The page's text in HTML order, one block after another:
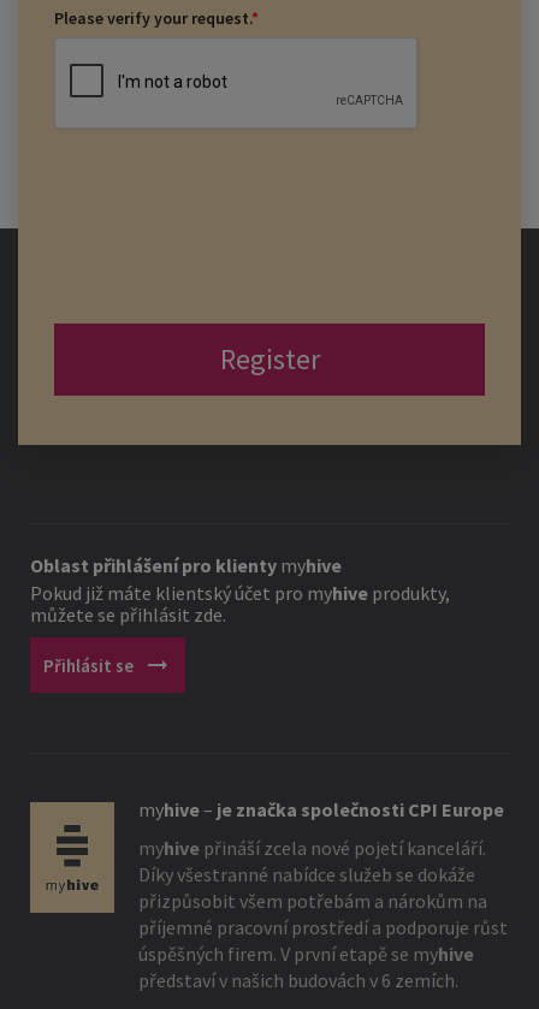
Please verify your request.*
Register
Oblast přihlášení pro klienty myhive
Pokud již máte klientský účet pro myhive produkty,
můžete se přihlásit zde.
Přihlásit se arrow_right_alt
myhive– je značka společnosti CPI Europe
myhive přináší zcela nové pojetí kanceláří.
Díky všestranné nabídce služeb se dokáže
přizpůsobit všem potřebám a nárokům na
příjemné pracovní prostředí a podporuje růst
úspěšných firem. V první etapě se myhive
představí v našich budovách v 6 zemích.